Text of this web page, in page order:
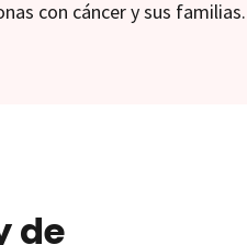
con cáncer y sus familias.
de